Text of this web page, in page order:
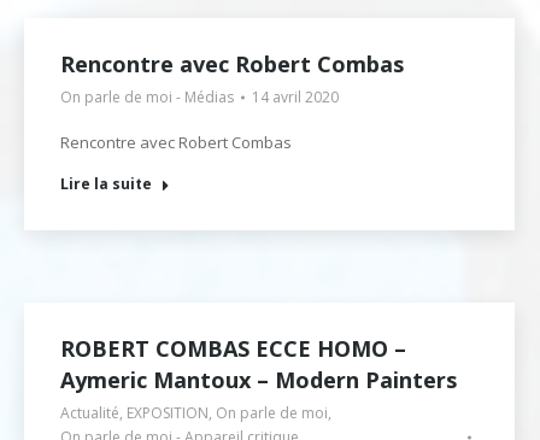
Rencontre avec Robert Combas
On parle de moi - Médias 14 avril 2020
Rencontre avec Robert Combas
Lire la suite
ROBERT COMBAS ECCE HOMO –
Aymeric Mantoux – Modern Painters
Actualité, EXPOSITION, On parle de moi,